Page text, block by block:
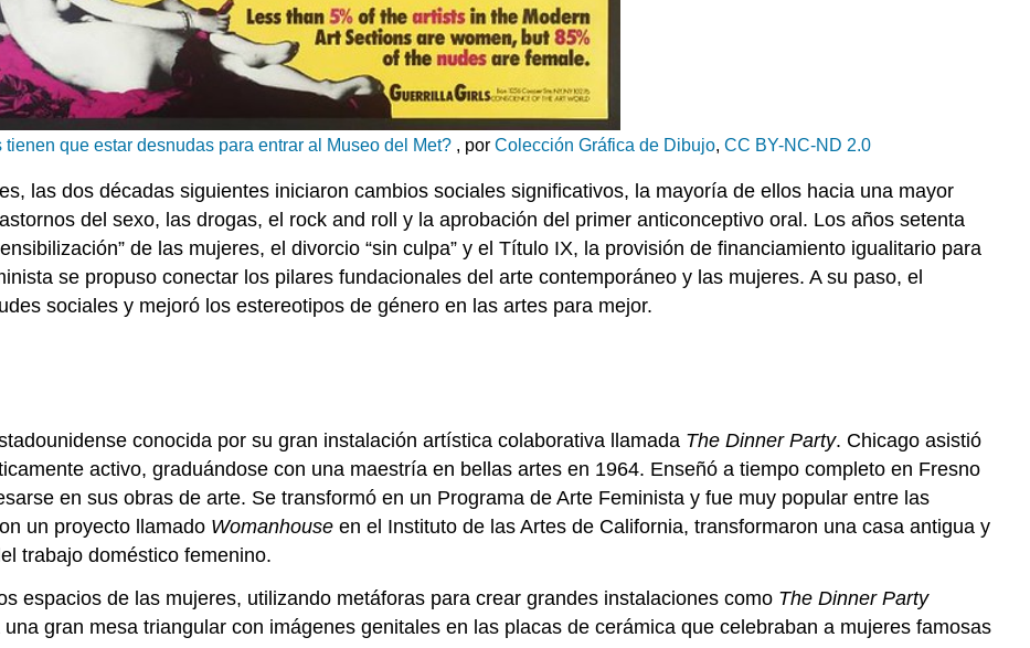
tienen que estar desnudas para entrar al Museo del Met? , por Colección Gráfica de Dibujo, CC BY-NC-ND 2.0
las dos décadas siguientes iniciaron cambios sociales significativos, la mayoría de ellos hacia una mayor
del sexo, las drogas, el rock and roll y la aprobación del primer anticonceptivo oral. Los años setenta
de las mujeres, el divorcio “sin culpa” y el Título IX, la provisión de financiamiento igualitario para
se propuso conectar los pilares fundacionales del arte contemporáneo y las mujeres. A su paso, el
sociales y mejoró los estereotipos de género en las artes para mejor.
conocida por su gran instalación artística colaborativa llamada The Dinner Party. Chicago asistió
activo, graduándose con una maestría en bellas artes en 1964. Enseñó a tiempo completo en Fresno
en sus obras de arte. Se transformó en un Programa de Arte Feminista y fue muy popular entre las
un proyecto llamado Womanhouse en el Instituto de las Artes de California, transformaron una casa antigua y
trabajo doméstico femenino.
espacios de las mujeres, utilizando metáforas para crear grandes instalaciones como The Dinner Party
gran mesa triangular con imágenes genitales en las placas de cerámica que celebraban a mujeres famosas